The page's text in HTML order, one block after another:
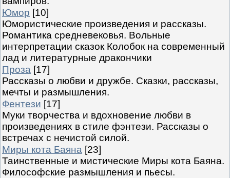
Юмор [10]
Юмористические произведения и рассказы.
Романтика средневековья. Вольные
интерпретации сказок Колобок на современный
лад и литературные дракончики
Проза [17]
Рассказы о любви и дружбе. Сказки, рассказы,
мечты и размышления.
Фентези [17]
Муки творчества и вдохновение любви в
произведениях в стиле фэнтези. Рассказы о
встречах с нечистой силой.
Миры кота Баяна [23]
Таинственные и мистические Миры кота Баяна.
Философские размышления и пьесы.